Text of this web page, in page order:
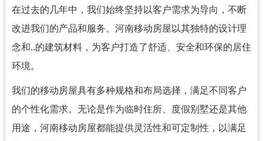
在过去的几年中，我们始终坚持以客户需求为导向，不断
改进我们的产品和服务。河南移动房屋以其独特的设计理
念和..的建筑材料，为客户打造了舒适、安全和环保的居住
环境。
我们的移动房屋具有多种规格和布局选择，满足不同客户
的个性化需求。无论是作为临时住所、度假别墅还是其他
用途，河南移动房屋都能提供灵活性和可定制性，以满足